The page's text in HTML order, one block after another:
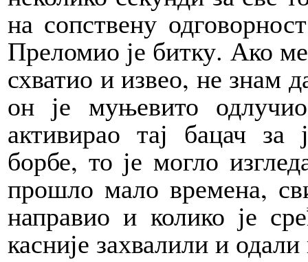
на сопствену
Преломио је битку. Ако
схватио и извео, не знам
он је муњевито
активирао тај бацач
борбе, то је могло
прошло мало времена,
направио и колико је
касније захвалили и